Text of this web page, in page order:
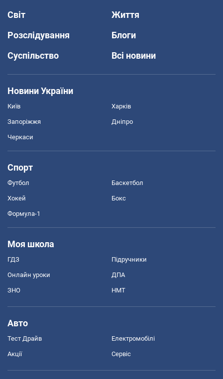
Світ
Життя
Розслідування
Блоги
Суспільство
Всі новини
Новини України
Київ Харків
Запоріжжя Дніпро
Черкаси
Спорт
Футбол Баскетбол
Хокей Бокс
Формула-1
Моя школа
ГДЗ Підручники
Онлайн уроки ДПА
ЗНО НМТ
Авто
Тест Драйв Електромобілі
Акції Сервіс